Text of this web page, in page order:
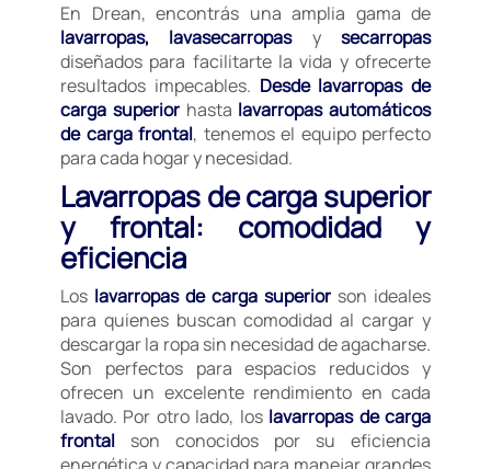
En Drean, encontrás una amplia gama de
lavarropas, lavasecarropasysecarropas
diseñados para facilitarte la vida y ofrecerte
resultados impecables. Desde lavarropas de
carga superiorhasta lavarropas automáticos
de carga frontal, tenemos el equipo perfecto
para cada hogar y necesidad.
Lavarropas de carga superior
y frontal: comodidad y
eficiencia
Los lavarropas de carga superior son ideales
para quienes buscan comodidad al cargar y
descargar la ropa sin necesidad de agacharse.
Son perfectos para espacios reducidos y
ofrecen un excelente rendimiento en cada
lavado. Por otro lado, los lavarropas de carga
frontal son conocidos por su eficiencia